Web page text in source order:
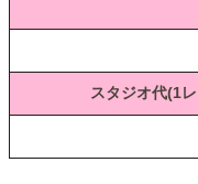
スタジオ代(1